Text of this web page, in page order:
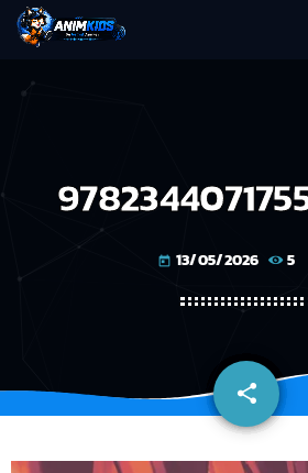
today 13/05/2026 5
share
email